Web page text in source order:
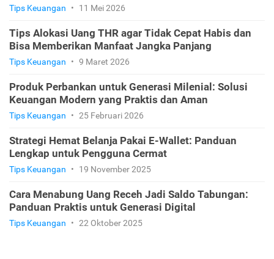
Tips Keuangan • 11 Mei 2026
Tips Alokasi Uang THR agar Tidak Cepat Habis dan
Bisa Memberikan Manfaat Jangka Panjang
Tips Keuangan • 9 Maret 2026
Produk Perbankan untuk Generasi Milenial: Solusi
Keuangan Modern yang Praktis dan Aman
Tips Keuangan • 25 Februari 2026
Strategi Hemat Belanja Pakai E-Wallet: Panduan
Lengkap untuk Pengguna Cermat
Tips Keuangan • 19 November 2025
Cara Menabung Uang Receh Jadi Saldo Tabungan:
Panduan Praktis untuk Generasi Digital
Tips Keuangan • 22 Oktober 2025